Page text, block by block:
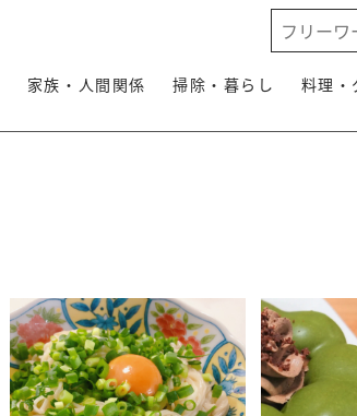
家族・人間関係 掃除・暮らし 料理・